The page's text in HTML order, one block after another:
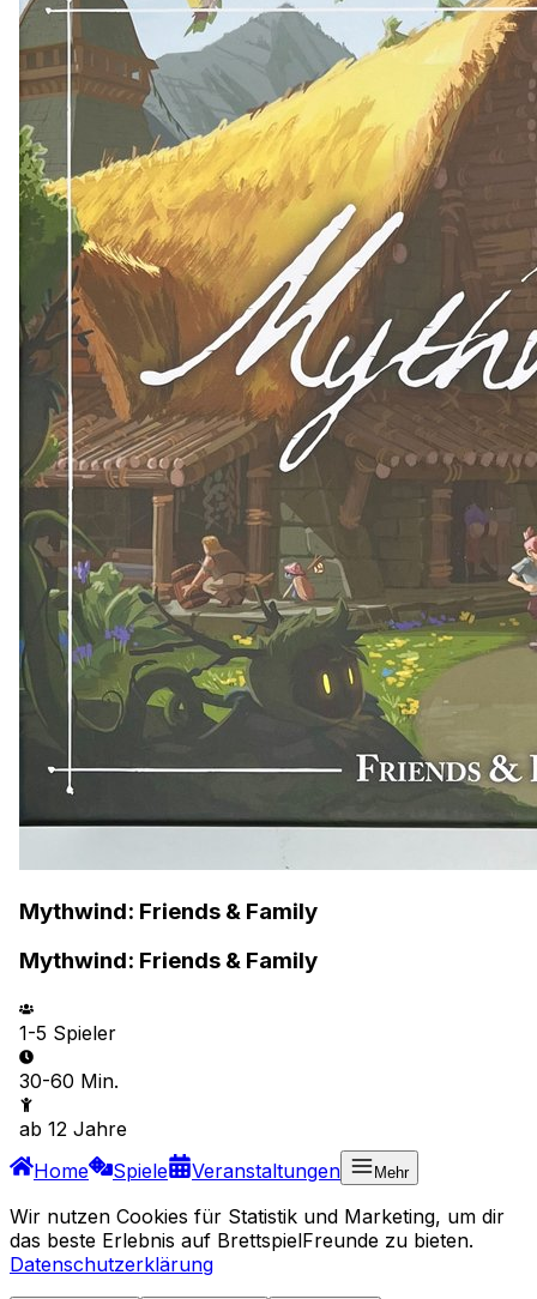
Mythwind: Friends & Family
Mythwind: Friends & Family
1-5 Spieler
30-60 Min.
ab 12 Jahre
Home
Spiele Veranstaltungen Mehr
Wir nutzen Cookies für Statistik und Marketing, um dir
das beste Erlebnis auf BrettspielFreunde zu bieten.
Datenschutzerklärung